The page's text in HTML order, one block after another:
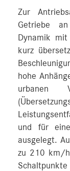
Zur
Getriebe
Dynamik
kurz
hohe
urbanen
und für
ausgelegt.
zu 210 km/h